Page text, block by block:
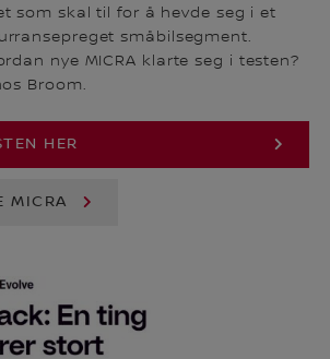
som skal til for å hevde seg i et
småbilsegment.
nye MICRA klarte seg i testen?
Broom.
HER
MICRA